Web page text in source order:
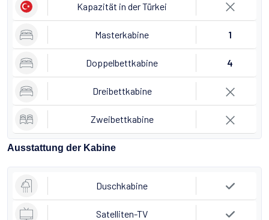
Kapazität in der Türkei
Masterkabine 1
Doppelbettkabine 4
Dreibettkabine
Zweibettkabine
Ausstattung der Kabine
Duschkabine
Satelliten-TV